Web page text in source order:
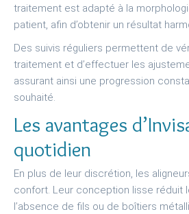
traitement est adapté à la
patient, afin d’obtenir un résultat
Des suivis réguliers permettent de
traitement et d’effectuer les
assurant ainsi une progression
souhaité.
Les avantages
quotidien
En plus de leur discrétion, les
confort. Leur conception lisse réduit
l’absence de fils ou de boîtiers